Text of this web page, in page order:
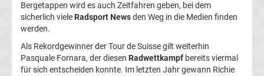
Renntaktiken
Wettbewerbe
Bergetappen wird es auch Zeitfahren geben, bei dem
sicherlich viele Radsport Newsden Weg in die Medien finden
werden.
Als Rekordgewinner der Tour de Suisse gilt weiterhin
Pasquale Fornara, der diesen Radwettkampf bereits viermal
für sich entscheiden konnte. Im letzten Jahr gewann Richie